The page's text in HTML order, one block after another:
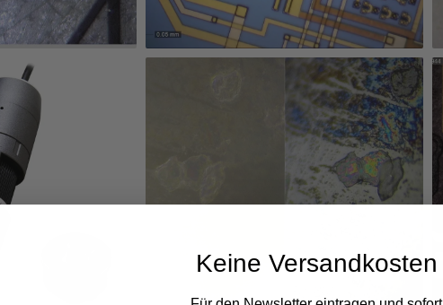
Keine Versandkosten